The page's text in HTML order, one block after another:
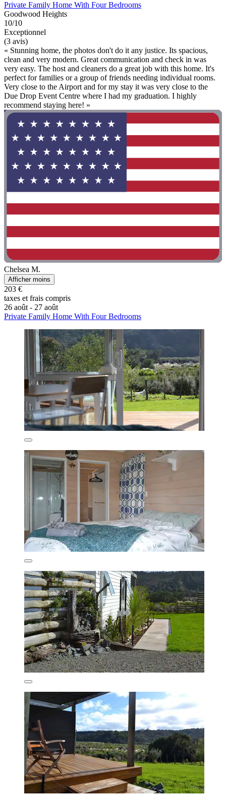
Private Family Home With Four Bedrooms
Goodwood Heights
10/10
Exceptionnel
(3 avis)
« Stunning home, the photos don't do it any justice. Its spacious,
clean and very modern. Great communication and check in was
very easy. The host and cleaners do a great job with this home. It's
perfect for families or a group of friends needing individual rooms.
Very close to the Airport and for my stay it was very close to the
Due Drop Event Centre where I had my graduation. I highly
recommend staying here! »
Chelsea M.
Afficher moins
203 €
taxes et frais compris
26 août - 27 août
Private Family Home With Four Bedrooms